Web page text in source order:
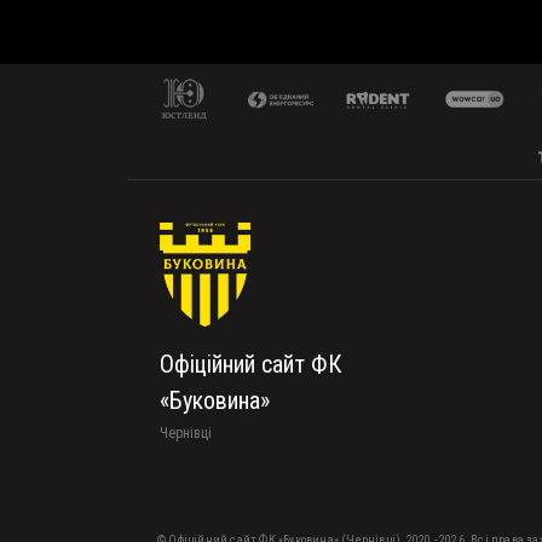
Офіційний сайт ФК
«Буковина»
Чернівці